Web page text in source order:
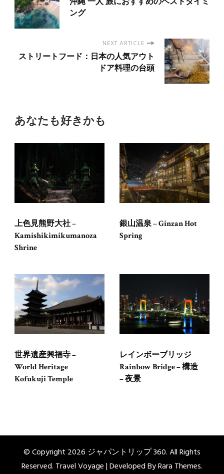
ング
NEXT ARTICLE
ストリートフード：日本の人気アウト
ドア料理の台頭
あなたも好きかも
上色見熊野大社 –
Kamishikimikumanoza
Shrine
銀山温泉 – Ginzan Hot
Spring
世界遺産興福寺 –
World Heritage
Kofukuji Temple
レインボーブリッジ
Rainbow Bridge – 構造
– 夜景
© Copyright 2026 ジャパントリップ 360. All Rights
Reserved. Travel Voyage | Developed ByRara Themes.